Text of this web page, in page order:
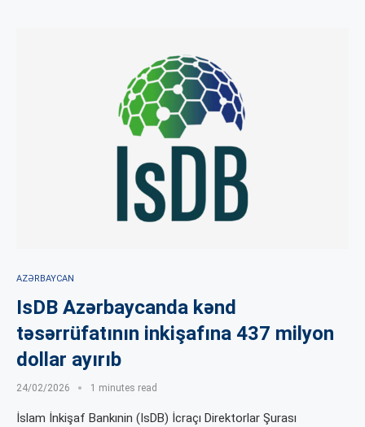
AZƏRBAYCAN
IsDB Azərbaycanda kənd
təsərrüfatının inkişafına 437 milyon
dollar ayırıb
24/02/2026 1 minutes read
İslam İnkişaf Bankınin (IsDB) İcraçı Direktorlar Şurası